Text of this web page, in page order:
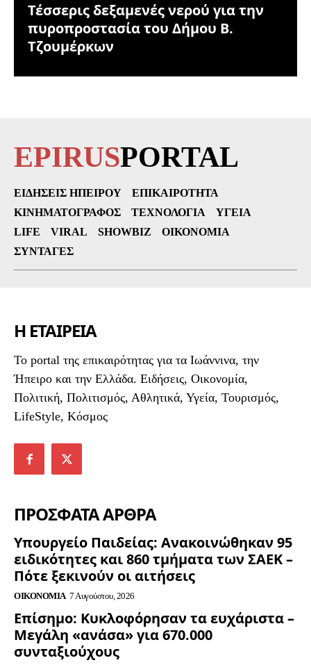
Τέσσερις δεξαμενές νερού για την
πυροπροστασία του Δήμου Β.
Τζουμέρκων
EPIRUSPORTAL
ΕΙΔΉΣΕΙΣ ΗΠΕΊΡΟΥ
ΕΠΙΚΑΙΡΌΤΗΤΑ
ΚΙΝΗΜΑΤΟΓΡΆΦΟΣ
ΤΕΧΝΟΛΟΓΊΑ
ΥΓΕΊΑ
LIFE
VIRAL SHOWBIZ
ΟΙΚΟΝΟΜΊΑ
ΣΥΝΤΑΓΈΣ
Η ΕΤΑΙΡΕΙΑ
To portal της επικαιρότητας για τα Ιωάννινα, την
Ήπειρο και την Ελλάδα. Ειδήσεις, Οικονομία,
Πολιτική, Πολιτισμός, Αθλητικά, Υγεία, Τουρισμός,
LifeStyle, Κόσμος
ΠΡΟΣΦΑΤΑ ΑΡΘΡΑ
Υπουργείο Παιδείας: Ανακοινώθηκαν 95
ειδικότητες και 860 τμήματα των ΣΑΕΚ –
Πότε ξεκινούν οι αιτήσεις
ΟΙΚΟΝΟΜΊΑ 7 Αυγούστου, 2026
Επίσημο: Κυκλοφόρησαν τα ευχάριστα –
Μεγάλη «ανάσα» για 670.000
συνταξιούχους